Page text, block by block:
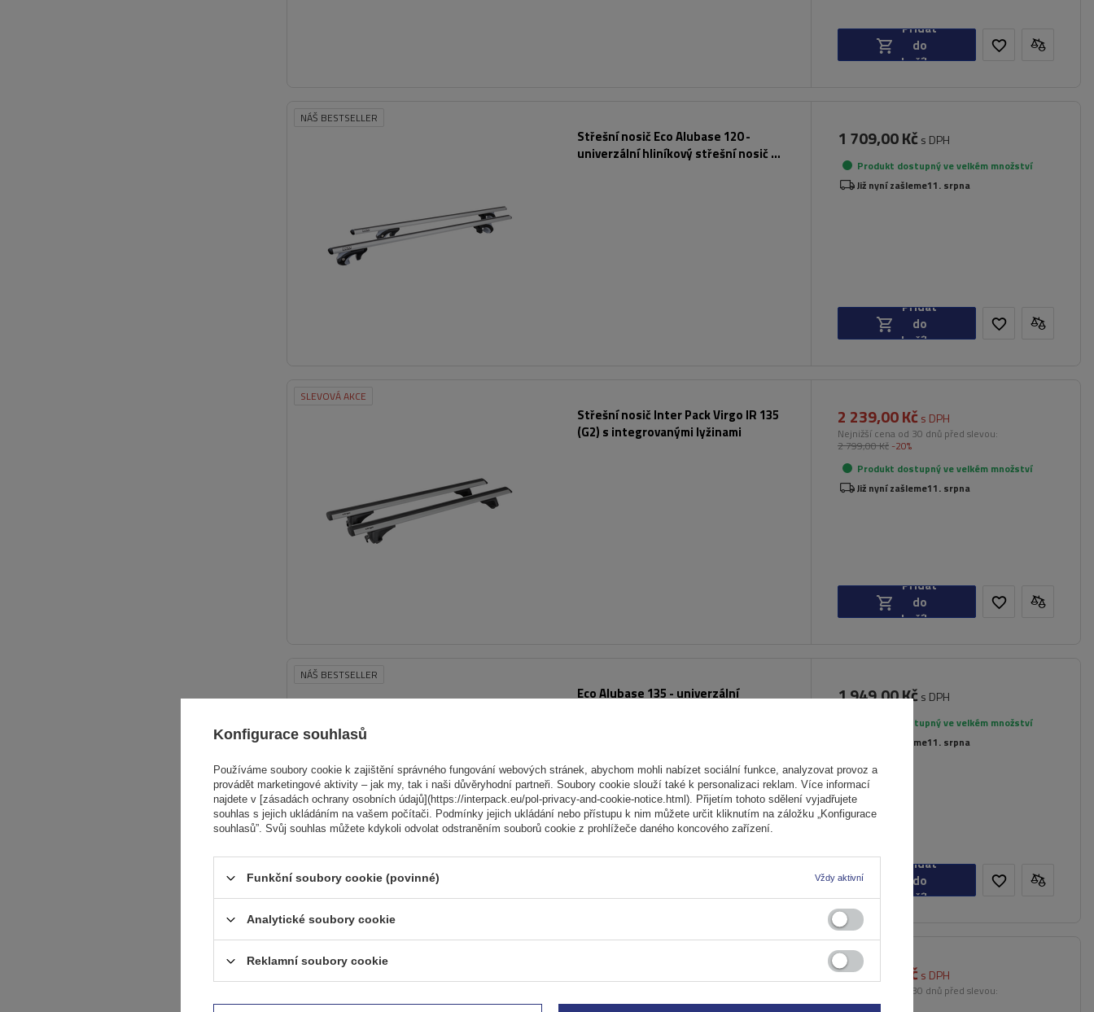
Přidat
do
košíku
NÁŠ BESTSELLER
Střešní nosič Eco Alubase 120 -
univerzální hliníkový střešní nosič na
1 709,00 Kč s DPH
Produkt dostupný ve velkém množství
Již nyní zašleme11. srpna
Přidat
do
košíku
SLEVOVÁ AKCE
Střešní nosič Inter Pack Virgo IR 135
(G2) s integrovanými lyžinami
2 239,00 Kč s DPH
Nejnižší cena od 30 dnů před slevou:
2 799,00 Kč -20%
Produkt dostupný ve velkém množství
Již nyní zašleme11. srpna
Přidat
do
košíku
NÁŠ BESTSELLER
Eco Alubase 135 - univerzální
1 949,00 Kč s DPH
Produkt dostupný ve velkém množství
Již nyní zašleme11. srpna
Přidat
do
košíku
SLEVOVÁ AKCE
2 239,00 Kč s DPH
Nejnižší cena od 30 dnů před slevou:
2 799,00 Kč
Konfigurace souhlasů
Používáme soubory cookie k zajištění správného fungování webových stránek, abychom mohli nabízet sociální funkce, analyzovat provoz a
provádět marketingové aktivity – jak my, tak i naši důvěryhodní partneři. Soubory cookie slouží také k personalizaci reklam. Více informací
najdete v [zásadách ochrany osobních údajů](https://interpack.eu/pol-privacy-and-cookie-notice.html). Přijetím tohoto sdělení vyjadřujete
souhlas s jejich ukládáním na vašem počítači. Podmínky jejich ukládání nebo přístupu k nim můžete určit kliknutím na záložku „Konfigurace
souhlasů”. Svůj souhlas můžete kdykoli odvolat odstraněním souborů cookie z prohlížeče daného koncového zařízení.
Funkční soubory cookie (povinné) Vždy aktivní
Analytické soubory cookie
Reklamní soubory cookie